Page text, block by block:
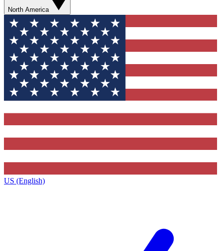
North America
US (English)